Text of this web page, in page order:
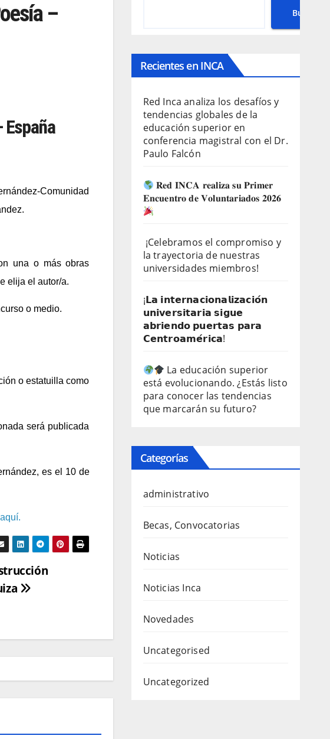
–
Comunidad
una o más obras
elija el autor/a.
o medio.
o estatuilla como
será publicada
es el 10 de
NOTICIAS
Buscar
Recientes en INCA
Red Inca analiza los desafíos y
tendencias globales de la
educación superior en
conferencia magistral con el Dr.
Paulo Falcón
𝐑𝐞𝐝 𝐈𝐍𝐂𝐀 𝐫𝐞𝐚𝐥𝐢𝐳𝐚 𝐬𝐮 𝐏𝐫𝐢𝐦𝐞𝐫
𝐄𝐧𝐜𝐮𝐞𝐧𝐭𝐫𝐨 𝐝𝐞 𝐕𝐨𝐥𝐮𝐧𝐭𝐚𝐫𝐢𝐚𝐝𝐨𝐬 𝟐𝟎𝟐𝟔
¡Celebramos el compromiso y
la trayectoria de nuestras
universidades miembros!
¡𝗟𝗮 𝗶𝗻𝘁𝗲𝗿𝗻𝗮𝗰𝗶𝗼𝗻𝗮𝗹𝗶𝘇𝗮𝗰𝗶𝗼́𝗻
𝘂𝗻𝗶𝘃𝗲𝗿𝘀𝗶𝘁𝗮𝗿𝗶𝗮 𝘀𝗶𝗴𝘂𝗲
𝗮𝗯𝗿𝗶𝗲𝗻𝗱𝗼 𝗽𝘂𝗲𝗿𝘁𝗮𝘀 𝗽𝗮𝗿𝗮
𝗖𝗲𝗻𝘁𝗿𝗼𝗮𝗺𝗲́𝗿𝗶𝗰𝗮!
La educación superior
está evolucionando. ¿Estás listo
para conocer las tendencias
que marcarán su futuro?
Categorías
administrativo
Becas, Convocatorias
Noticias
Noticias Inca
Novedades
Uncategorised
Uncategorized